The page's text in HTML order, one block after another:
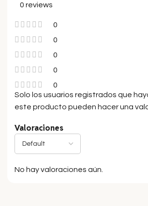
0 reviews
0
0
0
0
0
Valoraciones
No hay valoraciones aún.
Solo los usuarios registrados que
este producto pueden hacer una